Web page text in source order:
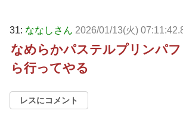
31: ななしさん 2026/01/13(火)
なめらかパステルプリンパフ
ら行ってやる
レスにコメント